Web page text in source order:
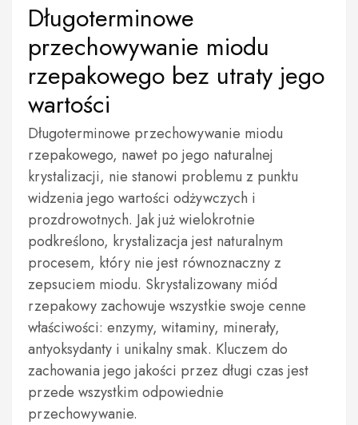
Długoterminowe
przechowywanie miodu
rzepakowego bez utraty jego
wartości
Długoterminowe przechowywanie miodu
rzepakowego, nawet po jego naturalnej
krystalizacji, nie stanowi problemu z punktu
widzenia jego wartości odżywczych i
prozdrowotnych. Jak już wielokrotnie
podkreślono, krystalizacja jest naturalnym
procesem, który nie jest równoznaczny z
zepsuciem miodu. Skrystalizowany miód
rzepakowy zachowuje wszystkie swoje cenne
właściwości: enzymy, witaminy, minerały,
antyoksydanty i unikalny smak. Kluczem do
zachowania jego jakości przez długi czas jest
przede wszystkim odpowiednie
przechowywanie.